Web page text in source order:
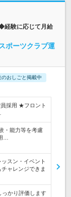
経験に応じて月給
ポーツクラブ運
のおしごと掲載中
採用 ★フロント
・能力等を考慮
…
スン・イベント
ャレンジできま
っかり評価します